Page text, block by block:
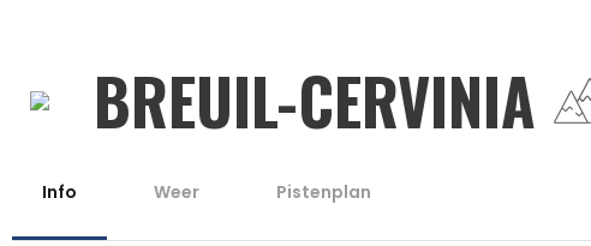
BREUIL-CERVINIA
Info Weer Pistenplan